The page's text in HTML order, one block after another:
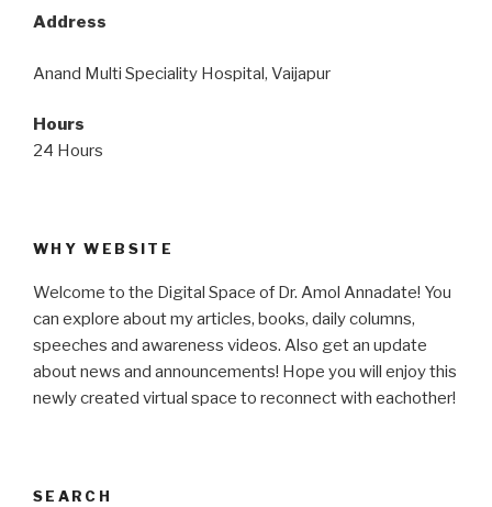
Address
Anand Multi Speciality Hospital, Vaijapur
Hours
24 Hours
WHY WEBSITE
Welcome to the Digital Space of Dr. Amol Annadate! You
can explore about my articles, books, daily columns,
speeches and awareness videos. Also get an update
about news and announcements! Hope you will enjoy this
newly created virtual space to reconnect with eachother!
SEARCH